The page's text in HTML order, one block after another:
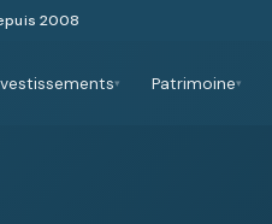
2008
▾ Patrimoine▾